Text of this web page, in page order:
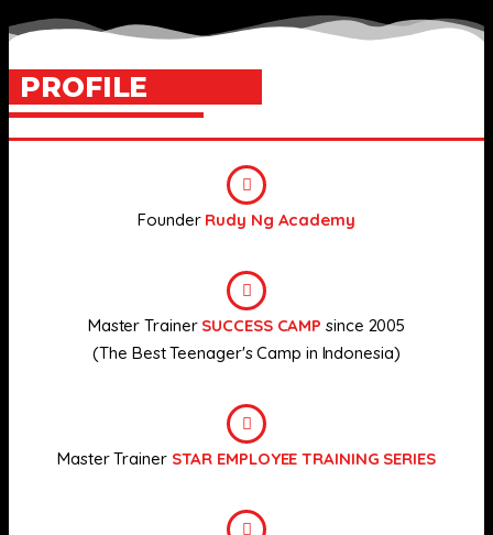
PROFILE
Founder Rudy Ng Academy
Master Trainer SUCCESS CAMP since 2005
(The Best Teenager's Camp in Indonesia)
Master Trainer STAR EMPLOYEE TRAINING SERIES